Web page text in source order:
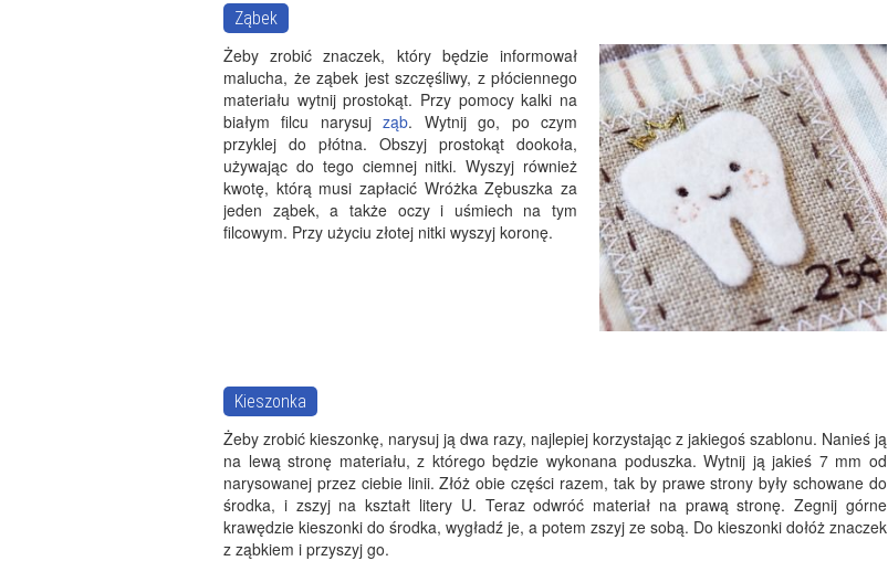
Ząbek
Żeby zrobić znaczek, który będzie informował
malucha, że ząbek jest szczęśliwy, z płóciennego
materiału wytnij prostokąt. Przy pomocy kalki na
białym filcu narysujząb. Wytnij go, po czym
przyklej do płótna. Obszyj prostokąt dookoła,
używając do tego ciemnej nitki. Wyszyj również
kwotę, którą musi zapłacić Wróżka Zębuszka za
jeden ząbek, a także oczy i uśmiech na tym
filcowym. Przy użyciu złotej nitki wyszyj koronę.
Kieszonka
Żeby zrobić kieszonkę, narysuj ją dwa razy, najlepiej korzystając z jakiegoś szablonu. Nanieś ją
na lewą stronę materiału, z którego będzie wykonana poduszka. Wytnij ją jakieś 7 mm od
narysowanej przez ciebie linii. Złóż obie części razem, tak by prawe strony były schowane do
środka, i zszyj na kształt litery U. Teraz odwróć materiał na prawą stronę. Zegnij górne
krawędzie kieszonki do środka, wygładź je, a potem zszyj ze sobą. Do kieszonki dołóż znaczek
z ząbkiem i przyszyj go.